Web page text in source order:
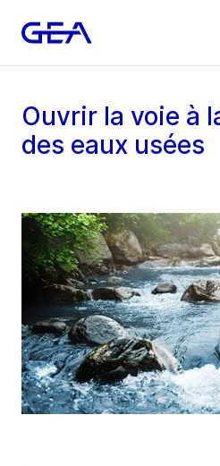
Ouvrir la voie à
des eaux usées